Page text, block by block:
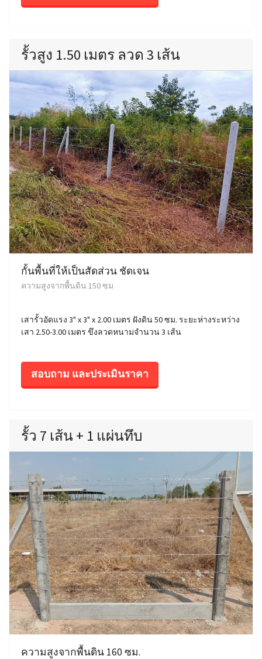
รั้วสูง 1.50 เมตร ลวด 3 เส้น
กั้นพื้นที่ให้เป็นสัดส่วน ชัดเจน
ความสูงจากพื้นดิน 150 ซม
เสารั้วอัดแรง 3" x 3" x 2.00 เมตร ฝังดิน 50 ซม. ระยะห่างระหว่าง
เสา 2.50-3.00 เมตร ขึงลวดหนามจำนวน 3 เส้น
สอบถาม และประเมินราคา
รั้ว 7 เส้น + 1 แผ่นทึบ
ความสูงจากพื้นดิน 160 ซม.